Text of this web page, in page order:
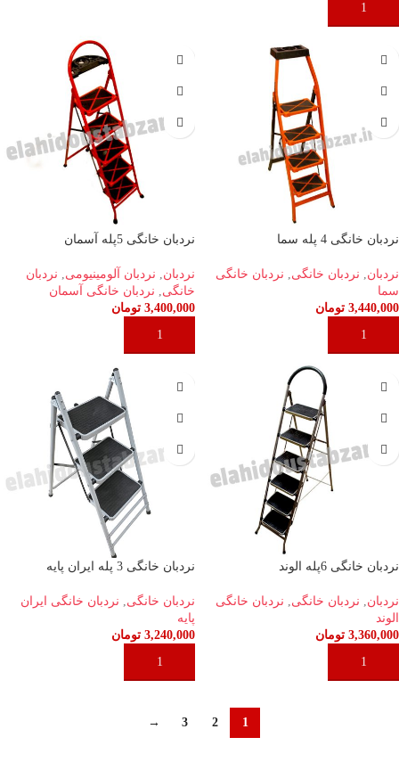
افزودن به سبد خرید
نردبان خانگی 4 پله سما
نردبان, نردبان خانگی, نردبان خانگی
سما
3,440,000 تومان
افزودن به سبد خرید
نردبان خانگی 5پله آسمان
نردبان, نردبان آلومینیومی, نردبان
خانگی, نردبان خانگی آسمان
3,400,000 تومان
افزودن به سبد خرید
نردبان خانگی 6پله الوند
نردبان, نردبان خانگی, نردبان خانگی
الوند
3,360,000 تومان
افزودن به سبد خرید
نردبان خانگی 3 پله ایران پایه
نردبان خانگی, نردبان خانگی ایران
پایه
3,240,000 تومان
افزودن به سبد خرید
1
2
3
→